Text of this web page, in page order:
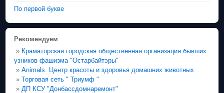
По первой букве
Рекомендуем
» Краматорская городская общественная организация бывших
узников фашизма "Остарбайтэры"
»Animals. Центр красоты и здоровья домашних животных
»Торговая сеть " Триумф "
» ДП КСУ "Донбассдомнаремонт"